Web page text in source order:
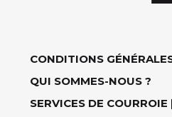
CONDITIONS
QUI SOMMES-NOUS ?
SERVICES DE